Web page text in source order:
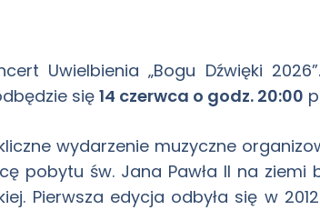
Uwielbienia „Bogu Dźwięki
się 14 czerwca o godz. 20:00
wydarzenie muzyczne
pobytu św. Jana Pawła II na ziemi
Pierwsza edycja odbyła się w